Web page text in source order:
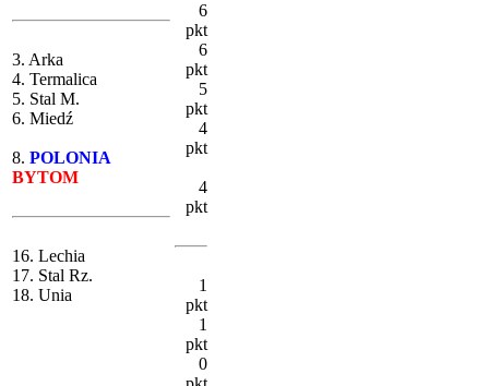
3. Arka
4. Termalica
5. Stal M.
6. Miedź
8. POLONIA
BYTOM
16. Lechia
17. Stal Rz.
18. Unia
6
pkt
6
pkt
5
pkt
4
pkt
4
pkt
1
pkt
1
pkt
0